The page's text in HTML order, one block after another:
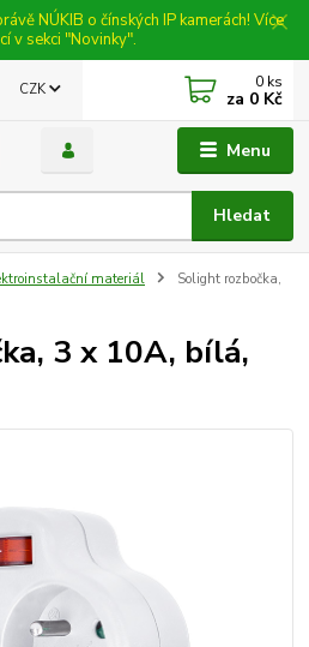
NÚKIB o čínských IP kamerách! Více
v sekci "Novinky".
Menu
CZK
Hledat
0 ks
za 0 Kč
materiál
Solight rozbočka,
3 x 10A, bílá,